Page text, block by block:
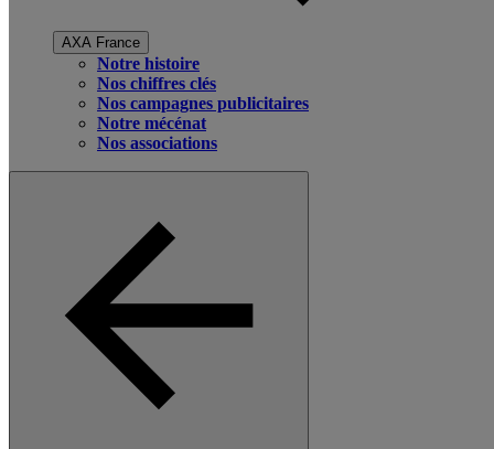
AXA France
Notre histoire
Nos chiffres clés
Nos campagnes publicitaires
Notre mécénat
Nos associations